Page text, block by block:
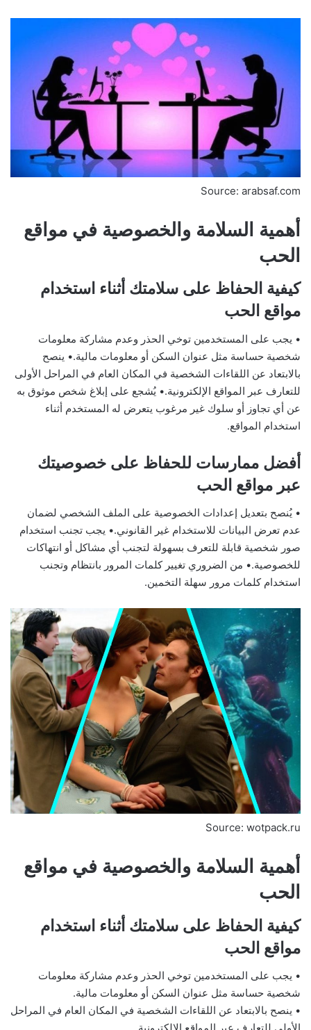
Source: arabsaf.com
أهمية السلامة والخصوصية في مواقع
الحب
كيفية الحفاظ على سلامتك أثناء استخدام
مواقع الحب
• يجب على المستخدمين توخي الحذر وعدم مشاركة معلومات
شخصية حساسة مثل عنوان السكن أو معلومات مالية.• ينصح
بالابتعاد عن اللقاءات الشخصية في المكان العام في المراحل الأولى
للتعارف عبر المواقع الإلكترونية.• يُشجع على إبلاغ شخص موثوق به
عن أي تجاوز أو سلوك غير مرغوب يتعرض له المستخدم أثناء
استخدام المواقع.
أفضل ممارسات للحفاظ على خصوصيتك
عبر مواقع الحب
• يُنصح بتعديل إعدادات الخصوصية على الملف الشخصي لضمان
عدم تعرض البيانات للاستخدام غير القانوني.• يجب تجنب استخدام
صور شخصية قابلة للتعرف بسهولة لتجنب أي مشاكل أو انتهاكات
للخصوصية.• من الضروري تغيير كلمات المرور بانتظام وتجنب
استخدام كلمات مرور سهلة التخمين.
Source: wotpack.ru
أهمية السلامة والخصوصية في مواقع
الحب
كيفية الحفاظ على سلامتك أثناء استخدام
مواقع الحب
• يجب على المستخدمين توخي الحذر وعدم مشاركة معلومات
شخصية حساسة مثل عنوان السكن أو معلومات مالية.
• ينصح بالابتعاد عن اللقاءات الشخصية في المكان العام في المراحل